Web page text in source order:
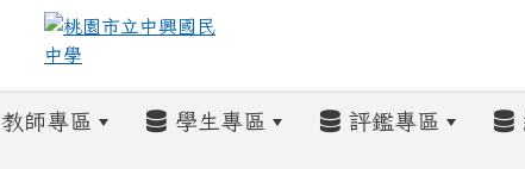
教師專區 學生專區 評鑑專區